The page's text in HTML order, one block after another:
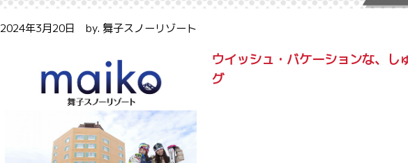
2024年3月20日 by. 舞子スノーリゾート
ウイッシュ・バケーションな、し
グ